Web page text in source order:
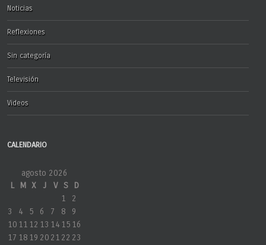
Noticias
Reflexiones
Sin categoría
Televisión
Videos
CALENDARIO
agosto 2026
L
M X J V S
D
1
2
3
4 5 6 7 8
9
10 11 12 13 1415 16
17 18 19 20 21 22 23